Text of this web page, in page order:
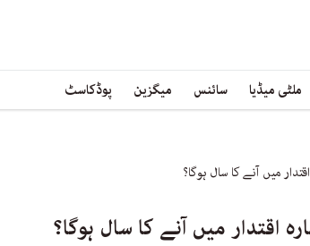
ملٹی میڈیا سائنس میگزین پوڈکاسٹ